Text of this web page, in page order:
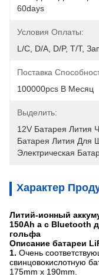
60days
Условия Оплаты:
L/C, D/A, D/P, T/T,
Поставка
100000pcs В Месяц
Выделить:
12V Батарея Лития
Батарея Лития Для
Электрическая
Характер
Литий-ионный
150Ah a с Bluetooth
гольфа
Описание батареи
1. Очень
свинцовокислотную
175mm x 190mm